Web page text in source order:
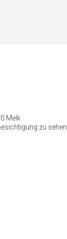
Melk
zu sehen.